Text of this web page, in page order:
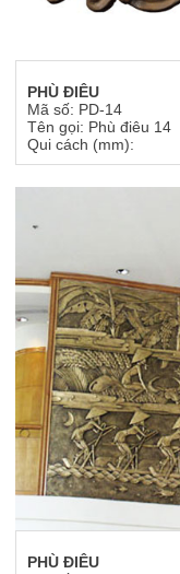
PHÙ ĐIÊU
Mã số: PD-14
Tên gọi: Phù điêu 14
Qui cách (mm):
PHÙ ĐIÊU